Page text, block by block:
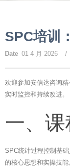
SPC培训
Date 01 4 月 2026 /
欢迎参加安信达咨询
实时监控和持续改进。
一、
SPC统计过程控制基
的核心思想和实操技能